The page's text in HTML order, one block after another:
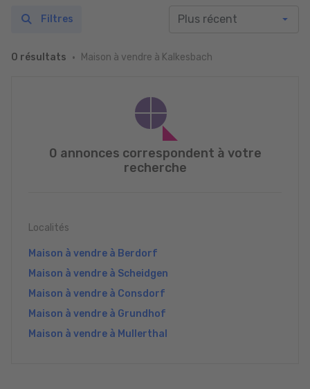
0 résultats Maison à vendre à Kalkesbach
Filtres
0 annonces correspondent à votre
recherche
Localités
Maison à vendre à Berdorf
Maison à vendre à Scheidgen
Maison à vendre à Consdorf
Maison à vendre à Grundhof
Maison à vendre à Mullerthal